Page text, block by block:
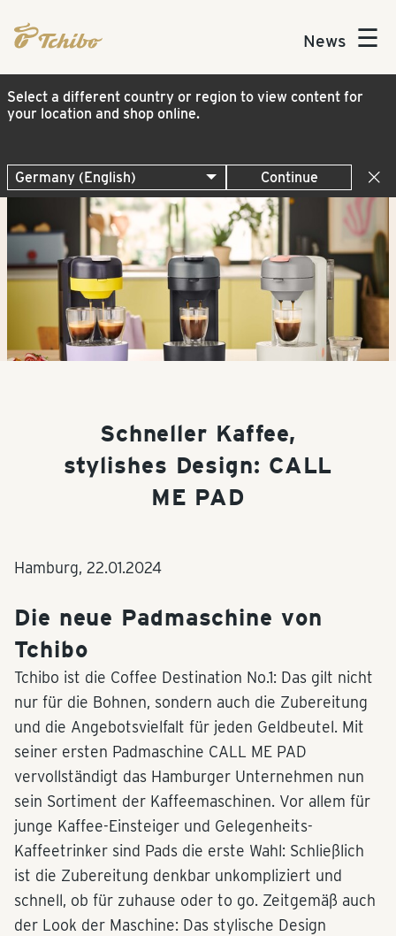
News ☰
Select a different country or region to view content for
your location and shop online.
Continue
Schneller Kaffee,
stylishes Design: CALL
ME PAD
Hamburg, 22.01.2024
Die neue Padmaschine von
Tchibo
Tchibo ist die Coffee Destination No.1: Das gilt nicht
nur für die Bohnen, sondern auch die Zubereitung
und die Angebotsvielfalt für jeden Geldbeutel. Mit
seiner ersten Padmaschine CALL ME PAD
vervollständigt das Hamburger Unternehmen nun
sein Sortiment der Kaffeemaschinen. Vor allem für
junge Kaffee-Einsteiger und Gelegenheits-
Kaffeetrinker sind Pads die erste Wahl: Schließlich
ist die Zubereitung denkbar unkompliziert und
schnell, ob für zuhause oder to go. Zeitgemäß auch
der Look der Maschine: Das stylische Design